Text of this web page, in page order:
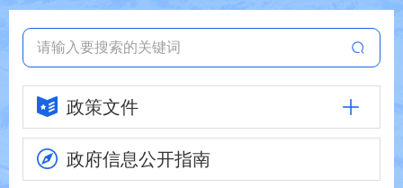
政策文件
政府信息公开指南